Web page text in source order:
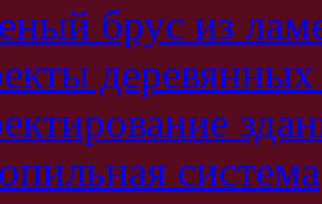
брус из
система